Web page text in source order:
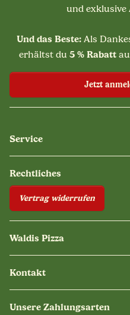
und exklusive
Und das Beste: Als
erhältst du 5 % Rabatt
Jetzt
Service
Rechtliches
Vertrag widerrufen
Waldis Pizza
Kontakt
Unsere Zahlungsarten